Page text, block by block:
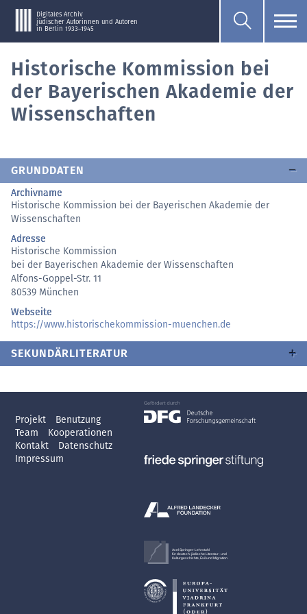
Digitales Archiv
jüdischer Autorinnen und Autoren
in Berlin 1933–1945
Historische Kommission bei
der Bayerischen Akademie der
Wissenschaften
GRUNDDATEN
Archivname
Historische Kommission bei der Bayerischen Akademie der
Wissenschaften
Adresse
Historische Kommission
bei der Bayerischen Akademie der Wissenschaften
Alfons-Goppel-Str. 11
80539 München
Webseite
https://www.historischekommission-muenchen.de
SEKUNDÄRLITERATUR
Projekt
Benutzung
Team
Kooperationen
Kontakt
Datenschutz
Impressum
Axel Springer-Lehrstuhl
für deutsch-jüdische Literatur- und
Kulturgeschichte, Exil und Migration